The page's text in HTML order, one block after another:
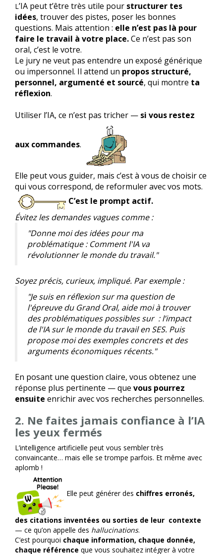
L’IA peut t’être très utile pour structurer tes
idées, trouver des pistes, poser les bonnes
questions. Mais attention : elle n’est pas là pour
faire le travail à votre place.Ce n’est pas son
oral, c’est le votre.
Le jury ne veut pas entendre un exposé générique
ou impersonnel. Il attend un propos structuré,
personnel, argumenté et sourcé, qui montre ta
réflexion.
Utiliser l’IA, ce n’est pas tricher — si vous restez
aux commandes.
Elle peut vous guider, mais c’est à vous de choisir ce
qui vous correspond, de reformuler avec vos mots.
C’est le prompt actif.
Évitez les demandes vagues comme :
"Donne moi des idées pour ma
problématique : Comment l'IA va
révolutionner le monde du travail."
Soyez précis, curieux, impliqué. Par exemple :
"Je suis en réflexion sur ma question de
l'épreuve du Grand Oral, aide moi à trouver
des problématiques possibles sur : l’impact
de l'IA sur le monde du travail en SES. Puis
propose moi des exemples concrets et des
arguments économiques récents."
En posant une question claire, vous obtenez une
réponse plus pertinente — que vous pourrez
ensuite enrichir avec vos recherches personnelles.
2. Ne faites jamais confiance à l’IA
les yeux fermés
L’intelligence artificielle peut vous sembler très
convaincante… mais elle se trompe parfois. Et même avec
aplomb !
Elle peut générer des chiffres erronés,
des citations inventées ou sorties de leur contexte
— ce qu’on appelle des hallucinations.
C’est pourquoi chaque information, chaque donnée,
chaque référence que vous souhaitez intégrer à votre